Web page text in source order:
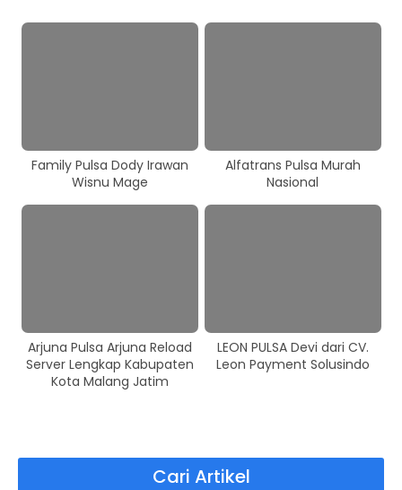
Family Pulsa Dody Irawan
Wisnu Mage
Alfatrans Pulsa Murah
Nasional
Arjuna Pulsa Arjuna Reload
Server Lengkap Kabupaten
Kota Malang Jatim
LEON PULSA Devi dari CV.
Leon Payment Solusindo
Cari Artikel